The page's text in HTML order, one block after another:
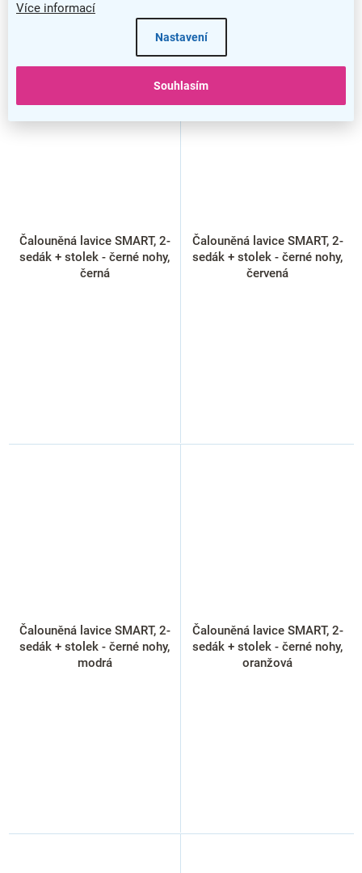
Více informací
Nastavení
Souhlasím
Čalouněná lavice SMART, 2-
sedák + stolek - černé nohy,
černá
Čalouněná lavice SMART, 2-
sedák + stolek - černé nohy,
červená
Čalouněná lavice SMART, 2-
sedák + stolek - černé nohy,
modrá
Čalouněná lavice SMART, 2-
sedák + stolek - černé nohy,
oranžová